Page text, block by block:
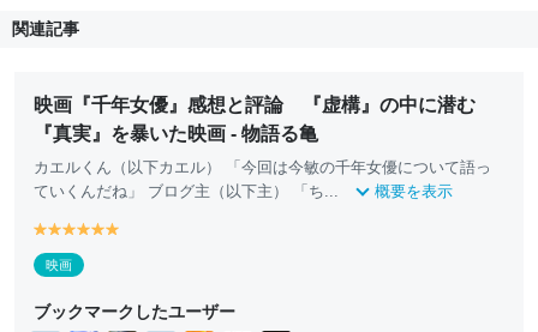
関連記事
映画『千年女優』感想と評論 『虚構』の中に潜む
『真実』を暴いた映画 - 物語る亀
カエルくん（以下カエル） 「今回は今敏の千年女優について語っ
ていくんだね」 ブログ主（以下主） 「ち...
概要を表示
y
e
ll
w
y
e
ll
o
w
y
e
ll
w
y
e
ll
w
y
w
w
映画
ブックマークしたユーザー